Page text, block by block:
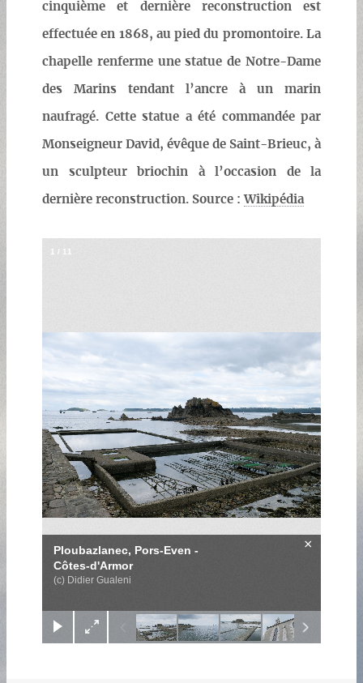
cinquième et dernière reconstruction est
effectuée en 1868, au pied du promontoire. La
chapelle renferme une statue de Notre-Dame
des Marins tendant l’ancre à un marin
naufragé. Cette statue a été commandée par
Monseigneur David, évêque de Saint-Brieuc, à
un sculpteur briochin à l’occasion de la
dernière reconstruction. Source : Wikipédia
Ploubazlanec, Pors-Even -
Côtes-d'Armor
(c) Didier Gualeni
×
1 / 11